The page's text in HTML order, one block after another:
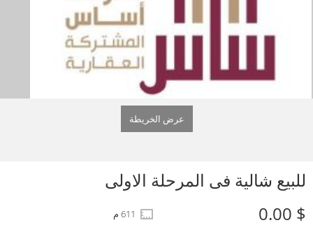
عرض الخريطة
للبيع شالية فى المرحلة الاولى
$ 0.00
611 م